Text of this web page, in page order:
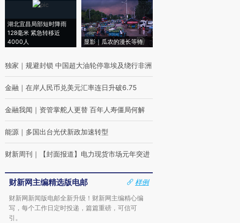
湖北宜昌局部短时降雨
128毫米 紧急转移近
4000人
显影｜瓜农的漫长等待
独家 ｜ 规避封锁 中国超大油轮停靠埃及绕行非洲
金融 ｜ 在岸人民币兑美元汇率连日升破6.75
金融我闻 ｜ 资管掌舵人更替 百年人寿僵局何解
能源 ｜ 多国出台光伏新政加速转型
财新周刊 ｜ 【封面报道】电力现货市场元年突进
财新网主编精选版电邮
样例
财新网新闻版电邮全新升级！财新网主编精心编
写，每个工作日定时投递，篇篇重磅，可信可
引。